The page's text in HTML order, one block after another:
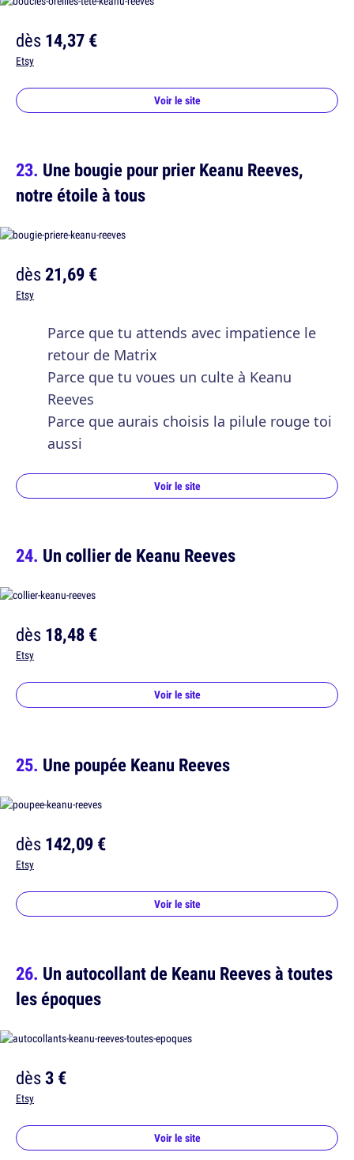
dès14,37 €
Etsy
Voir le site
Une bougie pour prier Keanu Reeves,
notre étoile à tous
dès21,69 €
Etsy
Parce que tu attends avec impatience le
retour de Matrix
Parce que tu voues un culte à Keanu
Reeves
Parce que aurais choisis la pilule rouge toi
aussi
Voir le site
Un collier de Keanu Reeves
dès18,48 €
Etsy
Voir le site
Une poupée Keanu Reeves
dès142,09 €
Etsy
Voir le site
Un autocollant de Keanu Reeves à toutes
les époques
dès3 €
Etsy
Voir le site